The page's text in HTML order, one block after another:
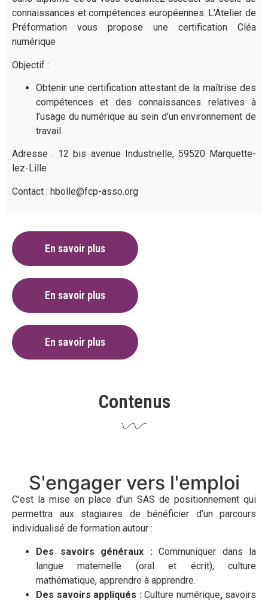
connaissances et compétences européennes. L’Atelier de
Préformation vous propose une certification Cléa
numérique
Objectif :
Obtenir une certification attestant de la maîtrise des
compétences et des connaissances relatives à
l’usage du numérique au sein d’un environnement de
travail.
Adresse : 12 bis avenue Industrielle, 59520 Marquette-
lez-Lille
Contact : hbolle@fcp-asso.org
En savoir plus
En savoir plus
En savoir plus
Contenus
S'engager vers l'emploi
C’est la mise en place d’un SAS de positionnement qui
permettra aux stagiaires de bénéficier d’un parcours
individualisé de formation autour :
Des savoirs généraux : Communiquer dans la
langue maternelle (oral et écrit), culture
mathématique, apprendre à apprendre.
Des savoirs appliqués : Culture numérique, savoirs